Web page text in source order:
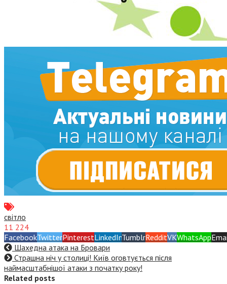
світло
11 224
FacebookTwitterPinterestLinkedInTumblrRedditVKWhatsApp
Шахедна атака на Бровари
Страшна ніч у столиці! Київ оговтується після
наймасштабнішої атаки з початку року!
Related posts